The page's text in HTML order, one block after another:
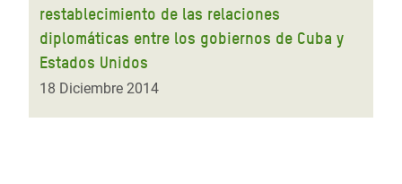
restablecimiento de las relaciones
diplomáticas entre los gobiernos de Cuba y
Estados Unidos
18 Diciembre 2014